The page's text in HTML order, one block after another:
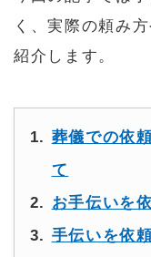
く、実際の頼み
紹介します。
葬儀での依
て
お手伝いを
手伝いを依